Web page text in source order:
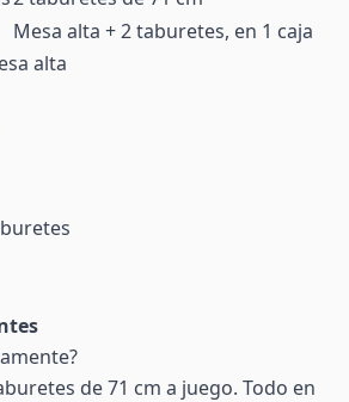
Mesa alta + 2 taburetes, en 1 caja
alta
de 71 cm a juego. Todo en